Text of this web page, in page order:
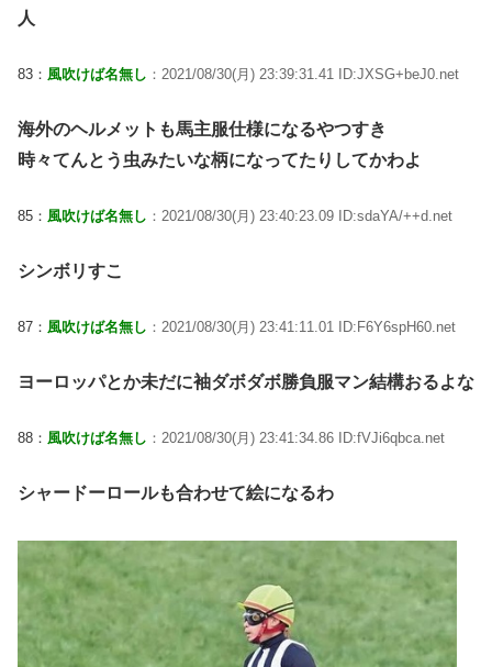
人
83： 風吹けば名無し ：2021/08/30(月) 23:39:31.41 ID:JXSG+beJ0.net
海外のヘルメットも馬主服仕様になるやつすき
時々てんとう虫みたいな柄になってたりしてかわよ
85： 風吹けば名無し ：2021/08/30(月) 23:40:23.09 ID:sdaYA/++d.net
シンボリすこ
87： 風吹けば名無し ：2021/08/30(月) 23:41:11.01 ID:F6Y6spH60.net
ヨーロッパとか未だに袖ダボダボ勝負服マン結構おるよな
88： 風吹けば名無し ：2021/08/30(月) 23:41:34.86 ID:fVJi6qbca.net
シャードーロールも合わせて絵になるわ